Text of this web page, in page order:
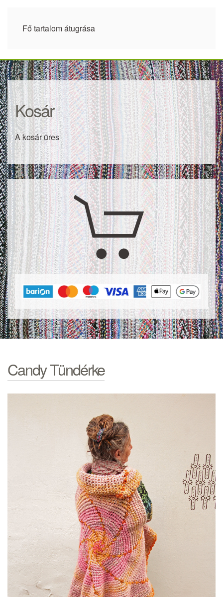
Fő tartalom átugrása
Kosár
A kosár üres
Candy Tündérke